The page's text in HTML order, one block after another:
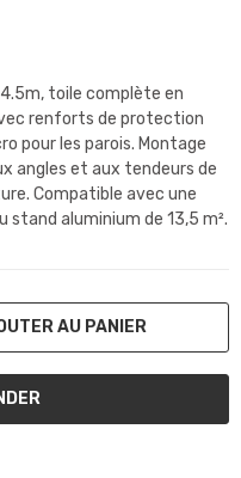
toile complète en
renforts de protection
pour les parois. Montage
angles et aux tendeurs de
Compatible avec une
aluminium de 13,5 m².
AU PANIER